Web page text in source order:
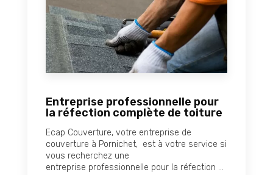
Entreprise professionnelle pour
la réfection complète de toiture
Ecap Couverture, votre entreprise de
couverture à Pornichet, est à votre service si
vous recherchez une
entreprise professionnelle pour la réfection ...